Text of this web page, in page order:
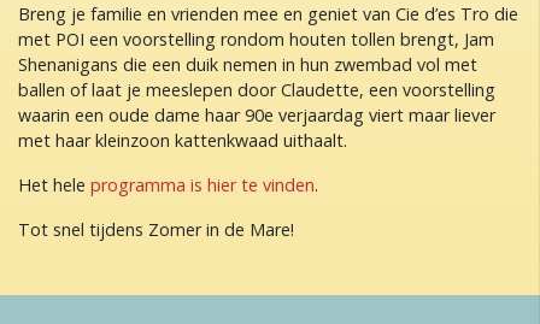
Breng je familie en vrienden mee en geniet van Cie d’es Tro die
met POI een voorstelling rondom houten tollen brengt, Jam
Shenanigans die een duik nemen in hun zwembad vol met
ballen of laat je meeslepen door Claudette, een voorstelling
waarin een oude dame haar 90e verjaardag viert maar liever
met haar kleinzoon kattenkwaad uithaalt.
Het hele programma is hier te vinden.
Tot snel tijdens Zomer in de Mare!